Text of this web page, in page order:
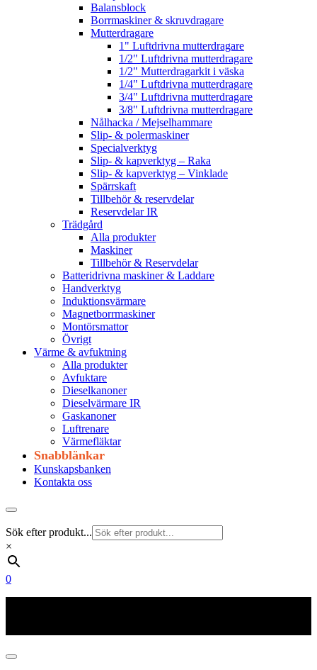
Balansblock
Borrmaskiner & skruvdragare
Mutterdragare
1" Luftdrivna mutterdragare
1/2" Luftdrivna mutterdragare
1/2" Mutterdragarkit i väska
1/4" Luftdrivna mutterdragare
3/4" Luftdrivna mutterdragare
3/8" Luftdrivna mutterdragare
Nålhacka / Mejselhammare
Slip- & polermaskiner
Specialverktyg
Slip- & kapverktyg – Raka
Slip- & kapverktyg – Vinklade
Spärrskaft
Tillbehör & reservdelar
Reservdelar IR
Trädgård
Alla produkter
Maskiner
Tillbehör & Reservdelar
Batteridrivna maskiner & Laddare
Handverktyg
Induktionsvärmare
Magnetborrmaskiner
Montörsmattor
Övrigt
Värme & avfuktning
Alla produkter
Avfuktare
Dieselkanoner
Dieselvärmare IR
Gaskanoner
Luftrenare
Värmefläktar
Snabblänkar
Kunskapsbanken
Kontakta oss
Sök efter produkt...
×
0